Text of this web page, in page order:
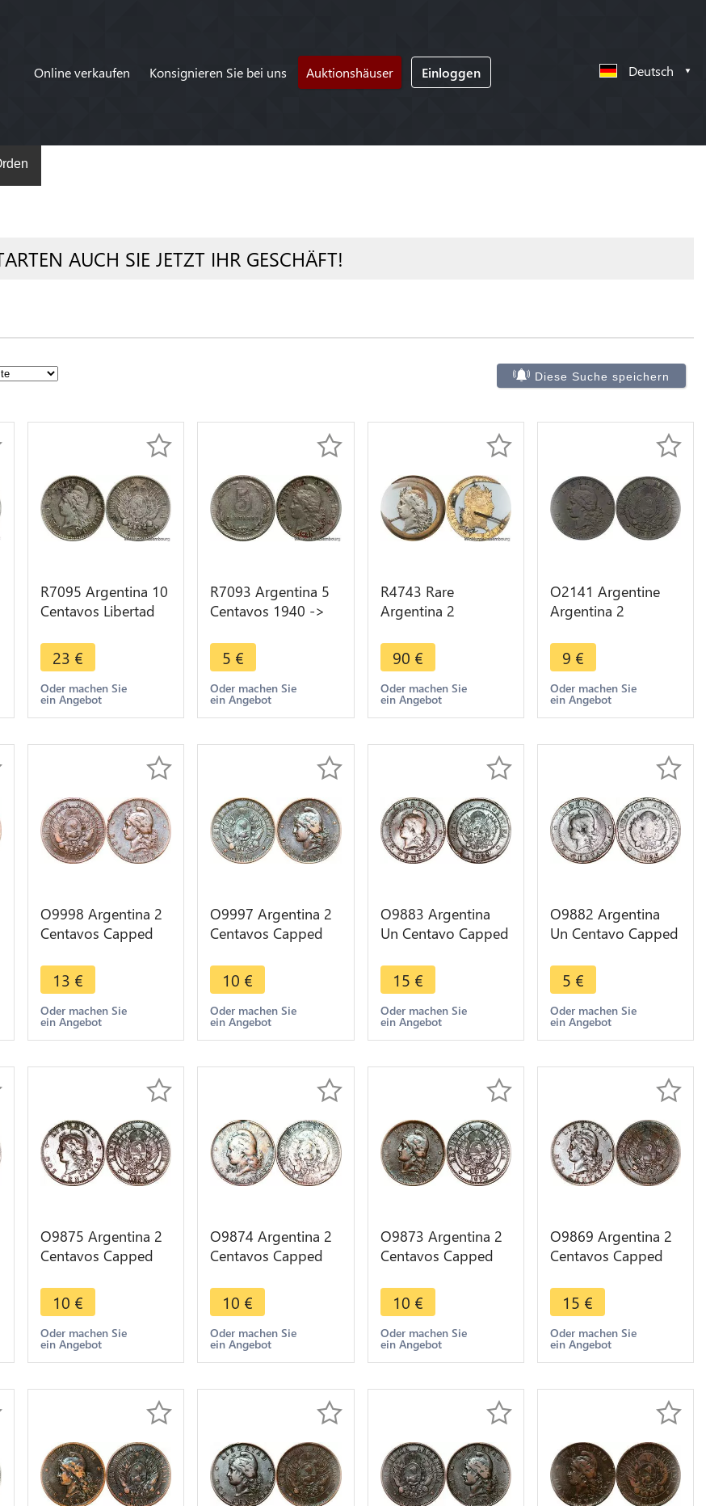
Online verkaufen Konsignieren Sie bei uns Auktionshäuser Einloggen Deutsch
AUCH SIE JETZT IHR GESCHÄFT!
Diese Suche speichern
R7095 Argentina 10
Centavos Libertad
offer
23 €
Oder machen Sie
ein Angebot
R7093 Argentina 5
Centavos 1940 ->
5 €
Oder machen Sie
ein Angebot
R4743 Rare
Argentina 2
Artist work Liberty
Silvered -> Make
offer
90 €
Oder machen Sie
ein Angebot
O2141 Argentine
Argentina 2
>Make offer
9 €
Oder machen Sie
ein Angebot
O9998 Argentina 2
Centavos Capped
AU -> Make offer
13 €
Oder machen Sie
ein Angebot
O9997 Argentina 2
Centavos Capped
> Make offer
10 €
Oder machen Sie
ein Angebot
O9883 Argentina
Un Centavo Capped
> Make offer
15 €
Oder machen Sie
ein Angebot
O9882 Argentina
Un Centavo Capped
> Make offer
5 €
Oder machen Sie
ein Angebot
O9875 Argentina 2
Centavos Capped
> Make offer
10 €
Oder machen Sie
ein Angebot
O9874 Argentina 2
Centavos Capped
> Make offer
10 €
Oder machen Sie
ein Angebot
O9873 Argentina 2
Centavos Capped
> Make offer
10 €
Oder machen Sie
ein Angebot
O9869 Argentina 2
Centavos Capped
AU -> Make offer
15 €
Oder machen Sie
ein Angebot